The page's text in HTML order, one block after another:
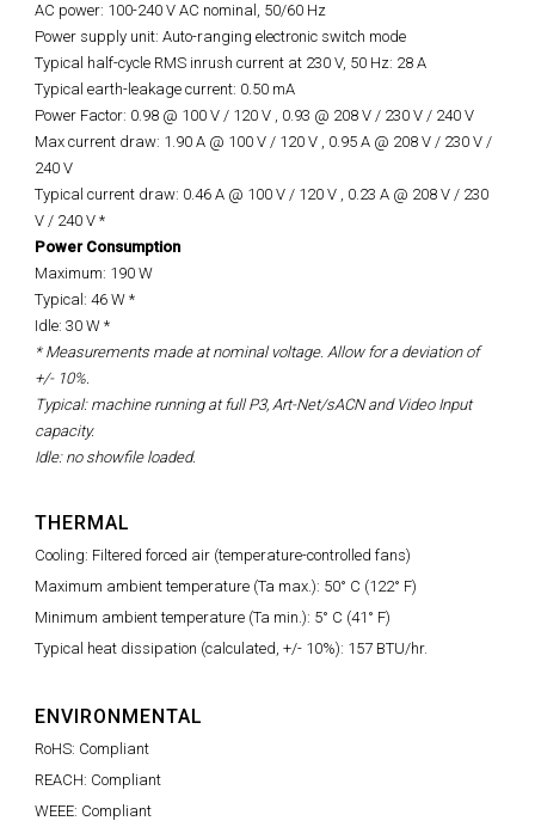
AC power: 100-240 V AC nominal, 50/60 Hz
Power supply unit: Auto-ranging electronic switch mode
Typical half-cycle RMS inrush current at 230 V, 50 Hz: 28 A
Typical earth-leakage current: 0.50 mA
Power Factor: 0.98 @ 100 V / 120 V , 0.93 @ 208 V / 230 V / 240 V
Max current draw: 1.90 A @ 100 V / 120 V , 0.95 A @ 208 V / 230 V /
240 V
Typical current draw: 0.46 A @ 100 V / 120 V , 0.23 A @ 208 V / 230
V / 240 V *
Power Consumption
Maximum: 190 W
Typical: 46 W *
Idle: 30 W *
* Measurements made at nominal voltage. Allow for a deviation of
+/- 10%.
Typical: machine running at full P3, Art-Net/sACN and Video Input
capacity.
Idle: no showfileloaded.
THERMAL
Cooling: Filtered forced air (temperature-controlled fans)
Maximum ambient temperature (Ta max.): 50° C (122° F)
Minimum ambient temperature (Ta min.): 5° C (41° F)
Typical heat dissipation (calculated, +/- 10%): 157 BTU/hr.
ENVIRONMENTAL
RoHS: Compliant
REACH: Compliant
WEEE: Compliant